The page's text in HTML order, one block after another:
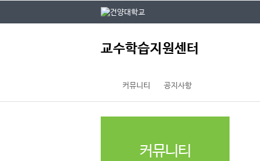
교수학습지원센터
커뮤니티 공지사항
커뮤니티